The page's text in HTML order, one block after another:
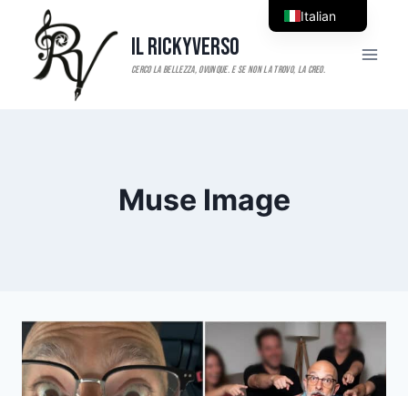
contenuto
Il RickyVerso
Muse Image
Italian